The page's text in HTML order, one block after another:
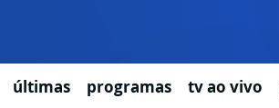
últimas programas tv ao vivo